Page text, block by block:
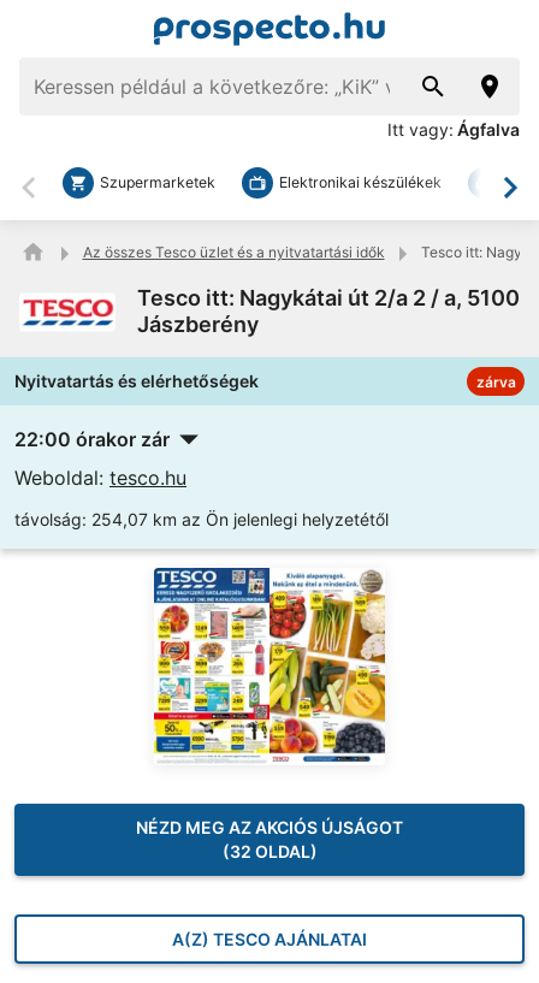
Itt vagy: Ágfalva
Vissza
Szupermarketek Elektronikai készülékek
Az összes Tesco üzlet és a nyitvatartási idők Tesco itt:
Tesco itt: Nagykátai út 2/a 2 / a, 5100
Jászberény
Nyitvatartás és elérhetőségek zárva
22:00 órakor zár
Weboldal: tesco.hu
távolság: 254,07 km az Ön jelenlegi helyzetétől
NÉZD MEG AZ AKCIÓS ÚJSÁGOT
(32 OLDAL)
A(Z) TESCO AJÁNLATAI